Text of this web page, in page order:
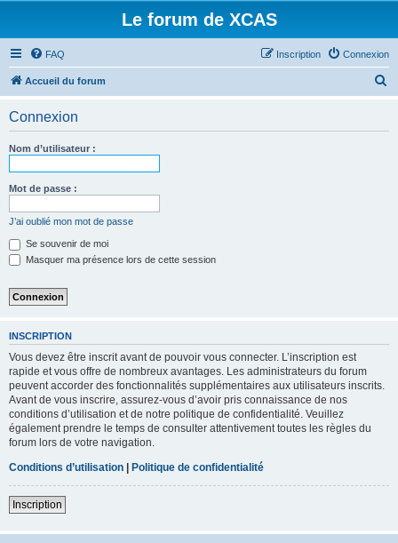
Le forum de XCAS
FAQ Connexion
Inscription
Accueil du forum
Connexion
Nom d’utilisateur :
Mot de passe :
J’ai oublié mon mot de passe
Se souvenir de moi
Masquer ma présence lors de cette session
INSCRIPTION
Vous devez être inscrit avant de pouvoir vous connecter. L’inscription est
rapide et vous offre de nombreux avantages. Les administrateurs du forum
peuvent accorder des fonctionnalités supplémentaires aux utilisateurs inscrits.
Avant de vous inscrire, assurez-vous d’avoir pris connaissance de nos
conditions d’utilisation et de notre politique de confidentialité. Veuillez
également prendre le temps de consulter attentivement toutes les règles du
forum lors de votre navigation.
Conditions d’utilisation | Politique de confidentialité
Inscription